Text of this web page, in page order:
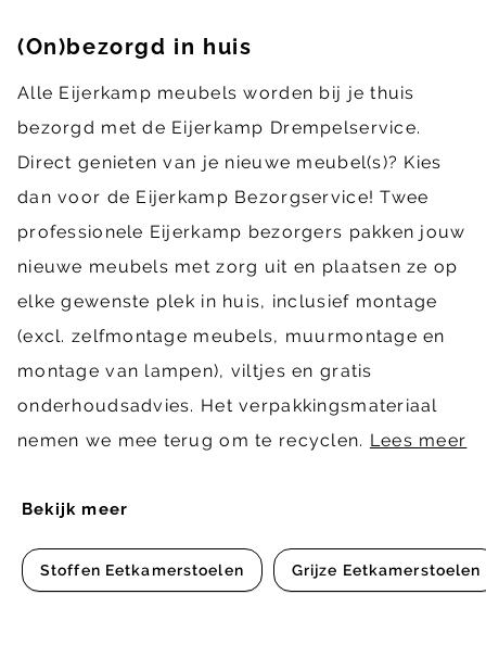
Bekijk meer
Stoffen Eetkamerstoelen Grijze Eetkamerstoelen
(On)bezorgd in huis
Alle Eijerkamp meubels worden bij je thuis
bezorgd met de Eijerkamp Drempelservice.
Direct genieten van je nieuwe meubel(s)? Kies
dan voor de Eijerkamp Bezorgservice! Twee
professionele Eijerkamp bezorgers pakken jouw
nieuwe meubels met zorg uit en plaatsen ze op
elke gewenste plek in huis, inclusief montage
(excl. zelfmontage meubels, muurmontage en
montage van lampen), viltjes en gratis
onderhoudsadvies. Het verpakkingsmateriaal
nemen we mee terug om te recyclen. Lees meer